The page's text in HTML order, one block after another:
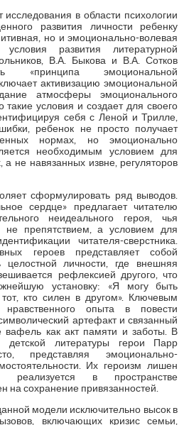
исследования в области психологии
развития личности ребенку
но и эмоционально-волевая
развития литературной
В.А. Быкова и В.А. Сотков
«принципа эмоциональной
активизацию эмоциональной
атмосферы эмоционального
условия и создает для своего
себя с Леной и Трилле,
ребенок не просто получает
нормах, но эмоционально
необходимым условием для
не навязанных извне, регуляторов
сформулировать ряд выводов.
сердце» предлагает читателю
неидеального героя, чья
не препятствием, а условием для
читателя-сверстника.
героев представляет собой
личности, где внешняя
рефлексией другого, что
установку: «Я могу быть
кто силен в другом». Ключевым
опыта в повести
артефакт и связанный
как акт памяти и заботы. В
детской литературы герои Парр
представляя эмоционально-
Их героизм лишен
в пространстве
на сохранение привязанностей.
модели исключительно высок в
включающих кризис семьи,